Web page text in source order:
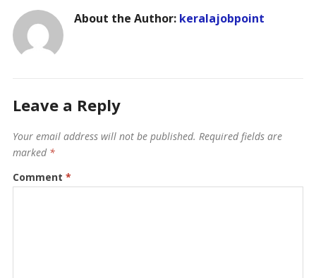
About the Author: keralajobpoint
Leave a Reply
Your email address will not be published. Required fields are
marked *
Comment *